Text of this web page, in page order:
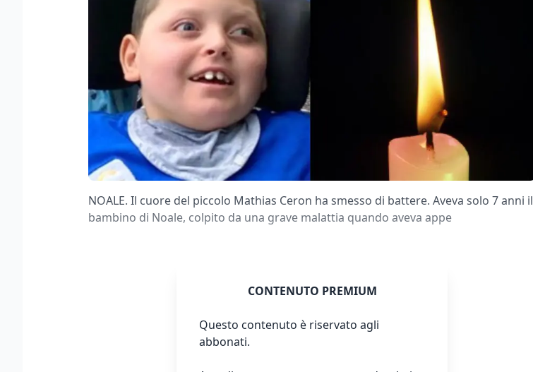
NOALE. Il cuore del piccolo Mathias Ceron ha smesso di battere. Aveva solo 7 anni il
bambino di Noale, colpito da una grave malattia quando aveva appe
CONTENUTO PREMIUM
Questo contenuto è riservato agli
abbonati.